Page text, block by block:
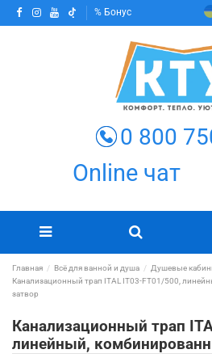
Бонус
0 800
Online чат
Главная Всё для ванной и душа Душевые
Канализационный трап ITAL IT03-FT01/500,
затвор
Канализационный трап
линейный,